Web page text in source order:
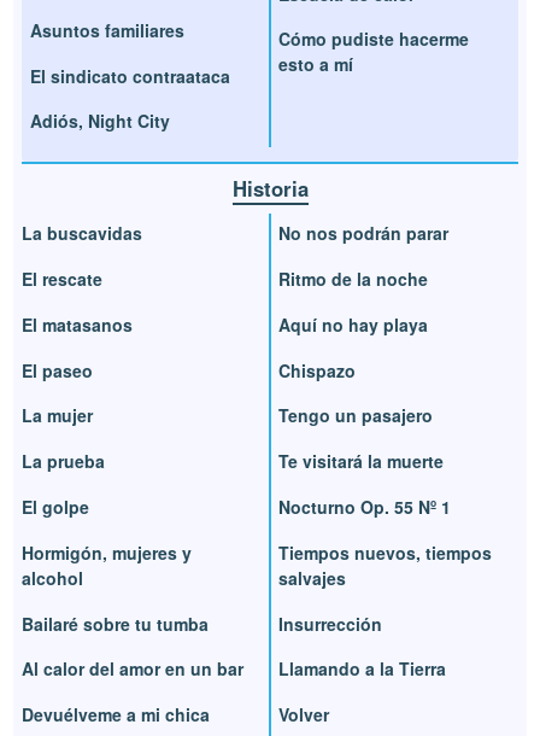
Asuntos familiares
El sindicato contraataca
Adiós, Night City
Cómo pudiste hacerme
esto a mí
Historia
La buscavidas
El rescate
El matasanos
El paseo
La mujer
La prueba
El golpe
Hormigón, mujeres y
alcohol
Bailaré sobre tu tumba
Al calor del amor en un bar
Devuélveme a mi chica
No nos podrán parar
Ritmo de la noche
Aquí no hay playa
Chispazo
Tengo un pasajero
Te visitará la muerte
Nocturno Op. 55 Nº 1
Tiempos nuevos, tiempos
salvajes
Insurrección
Llamando a la Tierra
Volver